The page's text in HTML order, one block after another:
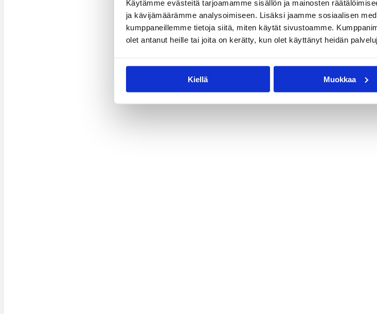
Käytämme evästeitä tarjoamamme sisällön ja mainosten
ja kävijämäärämme analysoimiseen. Lisäksi jaamme sosiaalisen
kumppaneillemme tietoja siitä, miten käytät sivustoamme.
olet antanut heille tai joita on kerätty, kun olet käyttänyt heidän
Kiellä Muokkaa